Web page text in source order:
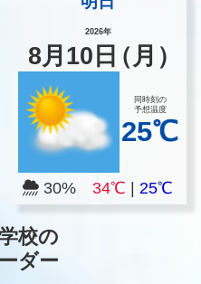
2026年
8月 10 日（月）
同時刻の
予想温度
25℃
30% 34℃ |25℃
校の
ダー